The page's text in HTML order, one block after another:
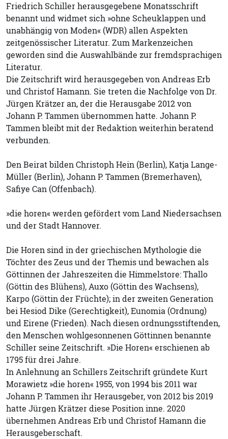
Friedrich Schiller herausgegebene Monatsschrift
benannt und widmet sich »ohne Scheuklappen und
unabhängig von Moden« (WDR) allen Aspekten
zeitgenössischer Literatur. Zum Markenzeichen
geworden sind die Auswahlbände zur fremdsprachigen
Literatur.
Die Zeitschrift wird herausgegeben von Andreas Erb
und Christof Hamann. Sie treten die Nachfolge von Dr.
Jürgen Krätzer an, der die Herausgabe 2012 von
Johann P. Tammen übernommen hatte. Johann P.
Tammen bleibt mit der Redaktion weiterhin beratend
verbunden.
Den Beirat bilden Christoph Hein (Berlin), Katja Lange-
Müller (Berlin), Johann P. Tammen (Bremerhaven),
Safiye Can (Offenbach).
»die horen« werden gefördert vom Land Niedersachsen
und der Stadt Hannover.
Die Horen sind in der griechischen Mythologie die
Töchter des Zeus und der Themis und bewachen als
Göttinnen der Jahreszeiten die Himmelstore: Thallo
(Göttin des Blühens), Auxo (Göttin des Wachsens),
Karpo (Göttin der Früchte); in der zweiten Generation
bei Hesiod Dike (Gerechtigkeit), Eunomia (Ordnung)
und Eirene (Frieden). Nach diesen ordnungsstiftenden,
den Menschen wohlgesonnenen Göttinnen benannte
Schiller seine Zeitschrift. »Die Horen« erschienen ab
1795 für drei Jahre.
In Anlehnung an Schillers Zeitschrift gründete Kurt
Morawietz »die horen« 1955, von 1994 bis 2011 war
Johann P. Tammen ihr Herausgeber, von 2012 bis 2019
hatte Jürgen Krätzer diese Position inne. 2020
übernehmen Andreas Erb und Christof Hamann die
Herausgeberschaft.